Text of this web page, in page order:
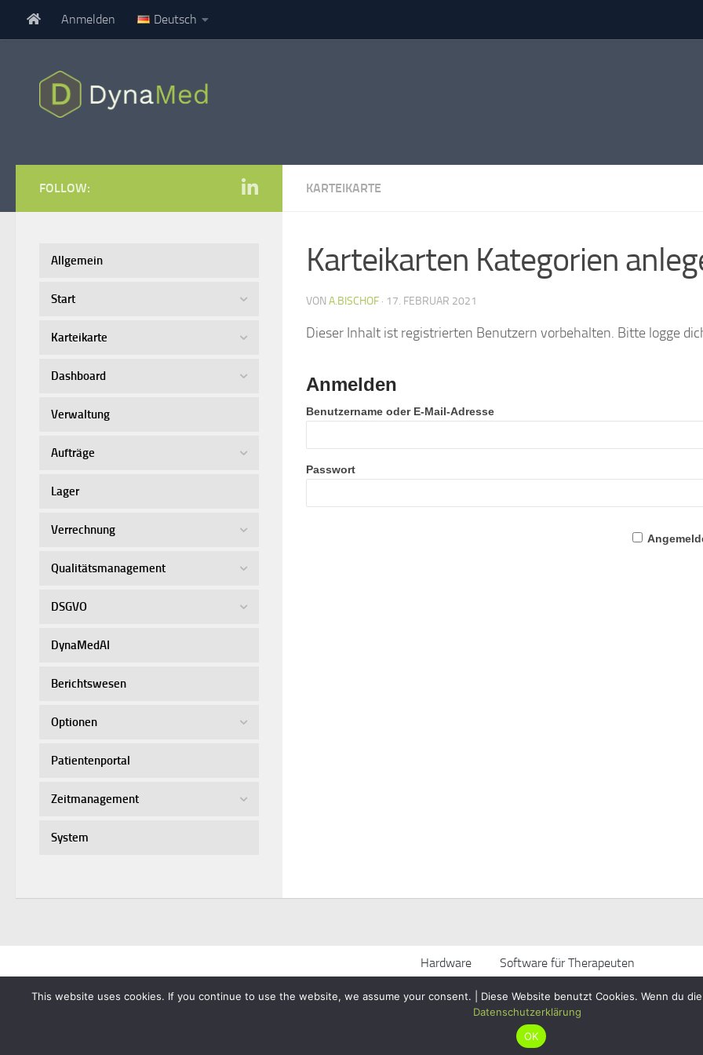
Zum Inhalt springen
Anmelden Deutsch
KARTEIKARTE
Karteikarten Kategorien
VON A.BISCHOF · 17. FEBRUAR 2021
Dieser Inhalt ist registrierten Benutzern vorbehalten. Bitte logge
Anmelden
Benutzername oder E-Mail-Adresse
Passwort
FOLLOW:
Allgemein
Start
Karteikarte
Dashboard
Verwaltung
Aufträge
Lager
Verrechnung
Qualitätsmanagement
DSGVO
DynaMedAI
Berichtswesen
Optionen
Patientenportal
Zeitmanagement
System
Hardware Software für Therapeuten
This website uses cookies. If you continue to use the website, we assume your consent. | Diese Website benutzt Cookies. Wenn du
Datenschutzerklärung
OK